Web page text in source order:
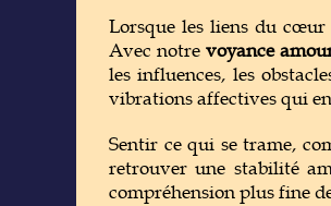
Lorsque les liens du
Avec notre voyance
les influences, les
vibrations affectives qui
Sentir ce qui se trame,
retrouver une stabilité
compréhension plus fine